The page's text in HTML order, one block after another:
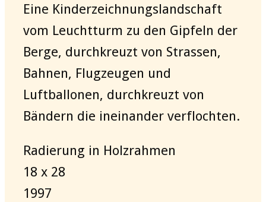
Eine Kinderzeichnungslandschaft
vom Leuchtturm zu den Gipfeln der
Berge, durchkreuzt von Strassen,
Bahnen, Flugzeugen und
Luftballonen, durchkreuzt von
Bändern die ineinander verflochten.
Radierung in Holzrahmen
18 x 28
1997